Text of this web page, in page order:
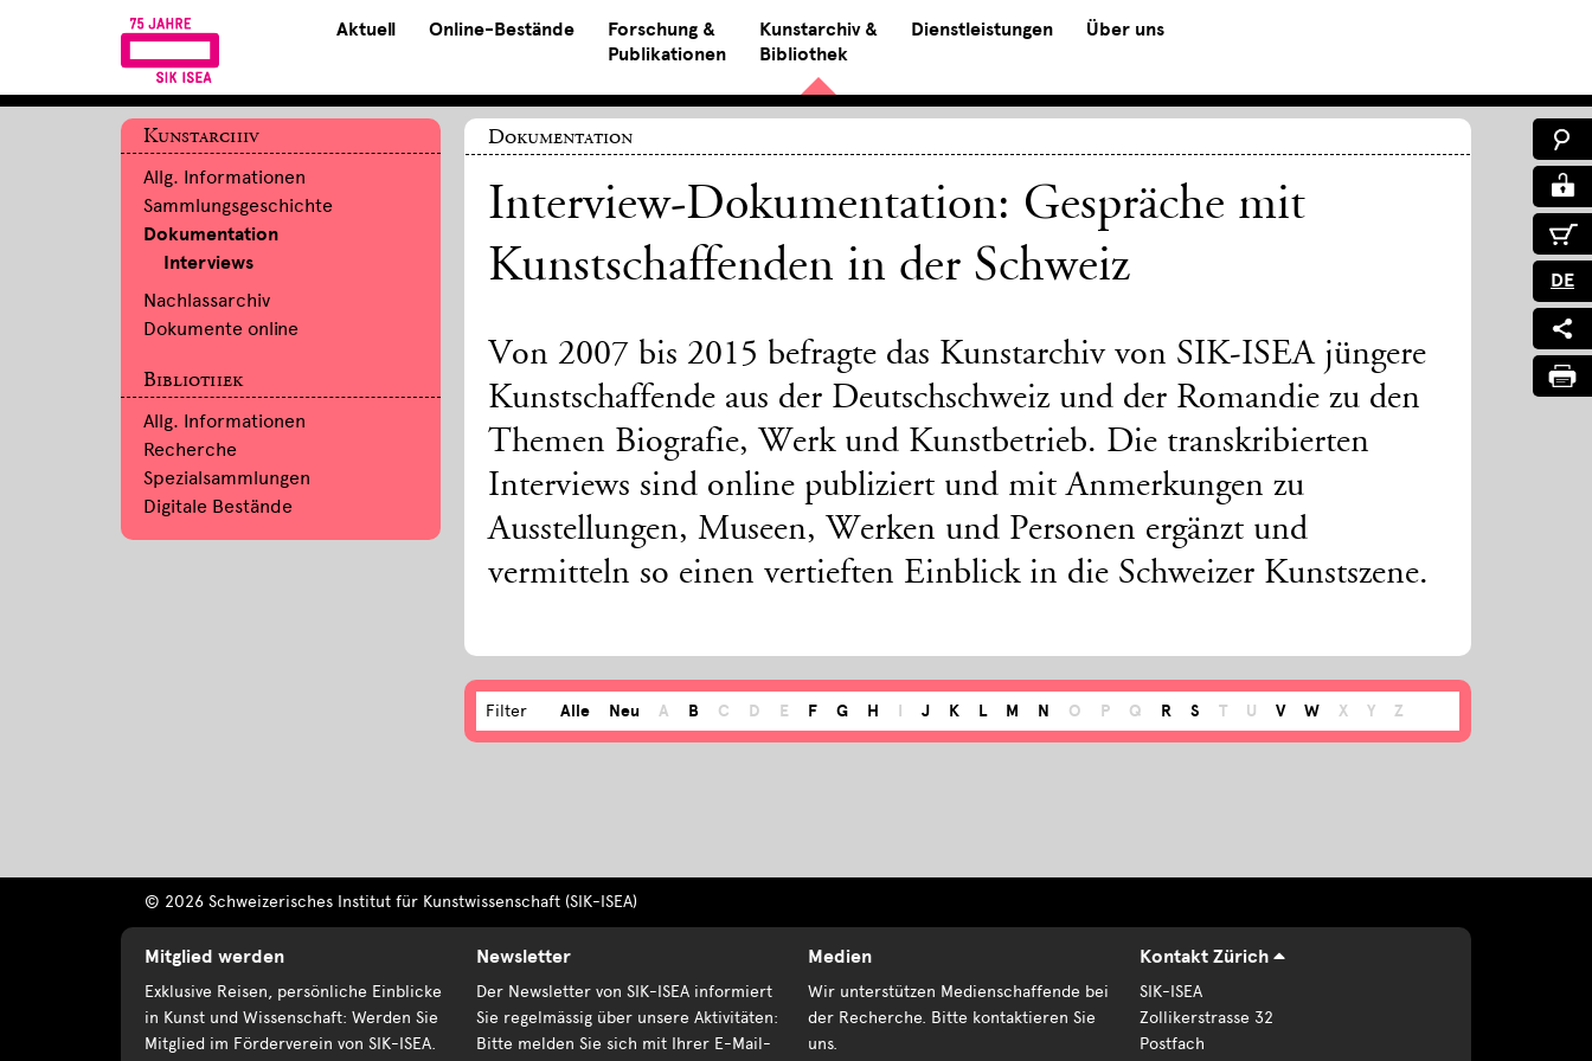
Aktuell Online-Bestände
Forschung &
Publikationen
Kunstarchiv &
Bibliothek
Dienstleistungen Über uns
DE
Kunstarchiv
Allg. Informationen
Sammlungsgeschichte
Dokumentation
Interviews
Nachlassarchiv
Dokumente online
Bibliothek
Allg. Informationen
Recherche
Spezialsammlungen
Digitale Bestände
Dokumentation
Interview-Dokumentation: Gespräche mit
Kunstschaffenden in der Schweiz
Von 2007 bis 2015 befragte das Kunstarchiv von SIK-ISEA jüngere
Kunstschaffende aus der Deutschschweiz und der Romandie zu den
Themen Biografie, Werk und Kunstbetrieb. Die transkribierten
Interviews sind online publiziert und mit Anmerkungen zu
Ausstellungen, Museen, Werken und Personen ergänzt und
vermitteln so einen vertieften Einblick in die Schweizer Kunstszene.
Filter Alle Neu A B C D E F G H I J K L M N O P Q R S T U V W X Y Z
© 2026 Schweizerisches Institut für Kunstwissenschaft (SIK-ISEA)
Mitglied werden
Exklusive Reisen, persönliche Einblicke
in Kunst und Wissenschaft: Werden Sie
Mitglied im Förderverein von SIK-ISEA.
Newsletter
Der Newsletter von SIK-ISEA informiert
Sie regelmässig über unsere Aktivitäten:
Bitte melden Sie sich mit Ihrer E-Mail-
Medien
Wir unterstützen Medienschaffende bei
der Recherche. Bitte kontaktieren Sie
uns.
Kontakt Zürich
SIK-ISEA
Zollikerstrasse 32
Postfach